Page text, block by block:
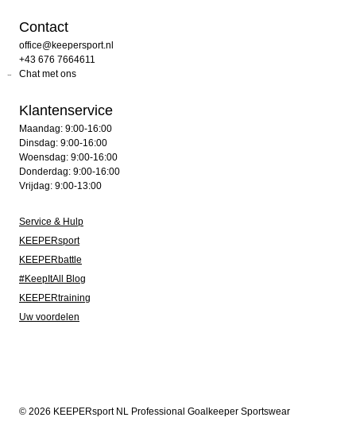
Contact
office@keepersport.nl
+43 676 7664611
Chat met ons
Klantenservice
Maandag: 9:00-16:00
Dinsdag: 9:00-16:00
Woensdag: 9:00-16:00
Donderdag: 9:00-16:00
Vrijdag: 9:00-13:00
Service & Hulp
KEEPERsport
KEEPERbattle
#KeepItAll Blog
KEEPERtraining
Uw voordelen
© 2026 KEEPERsport NL Professional Goalkeeper Sportswear